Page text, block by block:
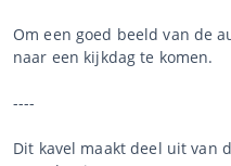
Om een goed beeld van de
naar een kijkdag te komen.
----
Dit kavel maakt deel uit van